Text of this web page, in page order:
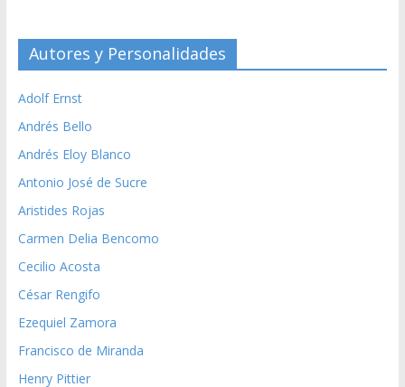
Autores y Personalidades
Adolf Ernst
Andrés Bello
Andrés Eloy Blanco
Antonio José de Sucre
Aristides Rojas
Carmen Delia Bencomo
Cecilio Acosta
César Rengifo
Ezequiel Zamora
Francisco de Miranda
Henry Pittier